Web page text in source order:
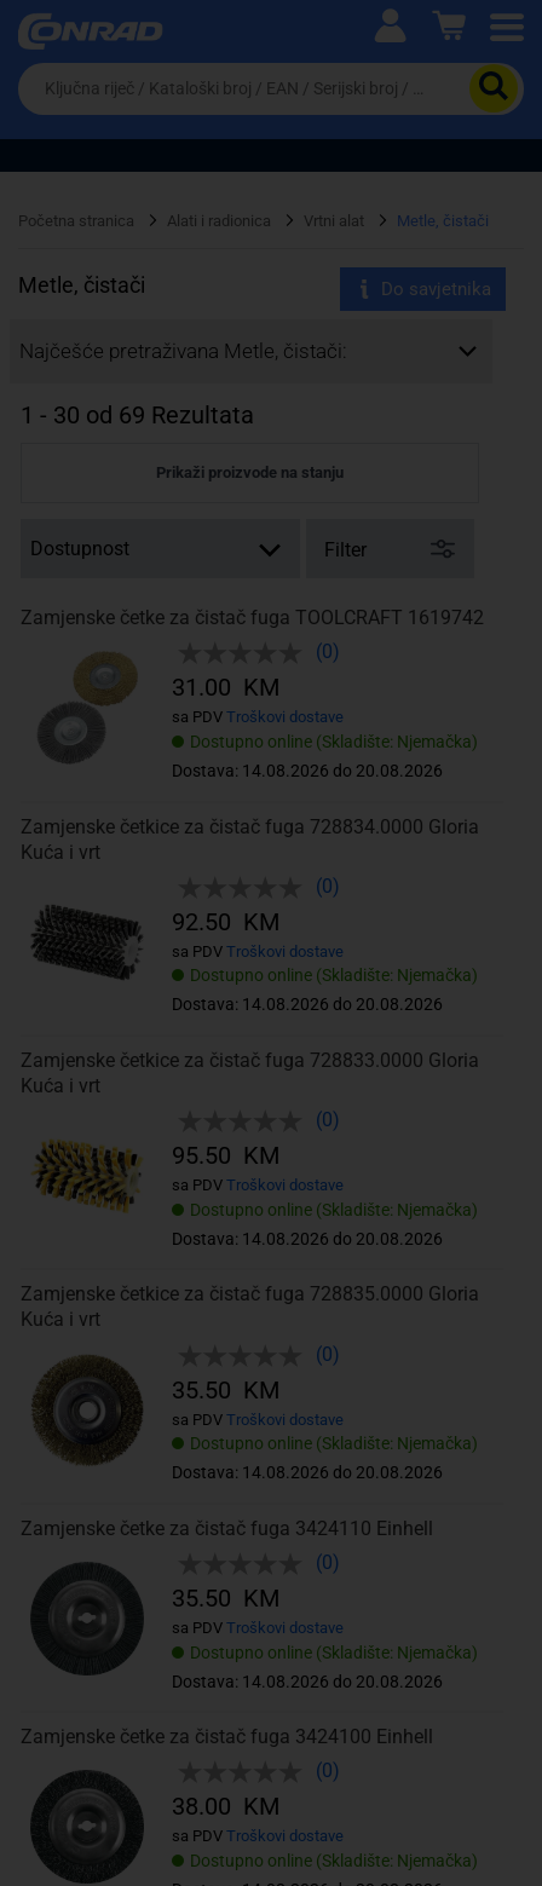
Ova postavka prilagođava asortiman proizvoda i
cijene vašim potrebama.
Da
biste
potražili
proizvod,
unesite
riječ,
EAN
broj
Početna stranica Alati i radionica Vrtni alat Metle, čistači
Metle, čistači Do savjetnika
Najčešće pretraživana Metle, čistači:
1 - 30 od 69 Rezultata
Prikaži proizvode na stanju
Filter
Zamjenske četke za čistač fuga TOOLCRAFT 1619742
(0)
Dostupno online (Skladište: Njemačka)
Dostava: 14.08.2026 do 20.08.2026
31.00 KM
sa PDV Troškovi dostave
Zamjenske četkice za čistač fuga 728834.0000 Gloria
Kuća i vrt
(0)
Dostupno online (Skladište: Njemačka)
Dostava: 14.08.2026 do 20.08.2026
92.50 KM
sa PDV Troškovi dostave
Zamjenske četkice za čistač fuga 728833.0000 Gloria
Kuća i vrt
(0)
Dostupno online (Skladište: Njemačka)
Dostava: 14.08.2026 do 20.08.2026
95.50 KM
sa PDV Troškovi dostave
Zamjenske četkice za čistač fuga 728835.0000 Gloria
Kuća i vrt
(0)
Dostupno online (Skladište: Njemačka)
Dostava: 14.08.2026 do 20.08.2026
35.50 KM
sa PDV Troškovi dostave
Zamjenske četke za čistač fuga 3424110 Einhell
(0)
Dostupno online (Skladište: Njemačka)
Dostava: 14.08.2026 do 20.08.2026
35.50 KM
sa PDV Troškovi dostave
Zamjenske četke za čistač fuga 3424100 Einhell
(0)
Dostupno online (Skladište: Njemačka)
38.00 KM
sa PDV Troškovi dostave